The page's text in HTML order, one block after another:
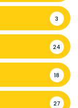
3
24
18
27